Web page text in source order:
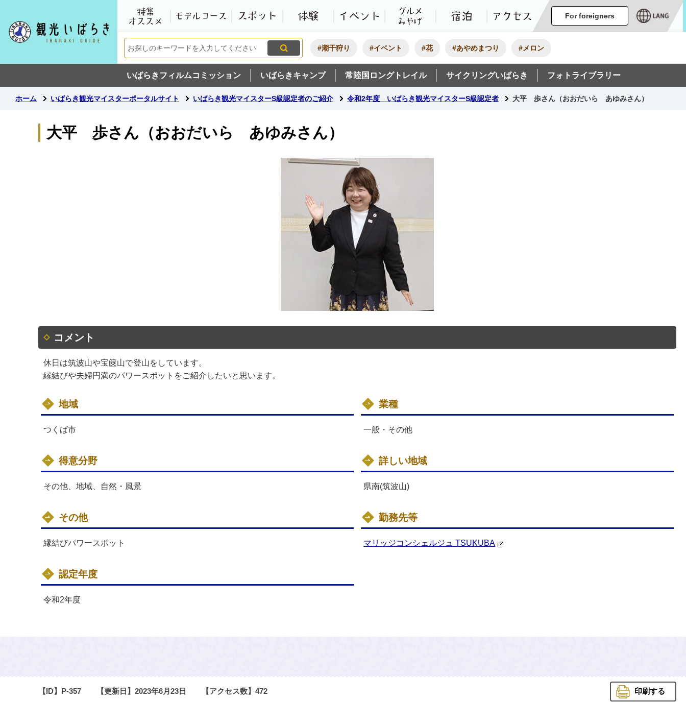
観光いばらき公式ホームページ
特集・オススメ
モデルコーススポット 体験 イベント グルメ・みやげ宿泊 アクセス
For foreigners
#潮干狩り #イベント #花 #あやめまつり #メロン
いばらきフィルムコミッション いばらきキャンプ 常陸国ロングトレイル サイクリングいばらき フォトライブラリー
ホーム いばらき観光マイスターポータルサイト いばらき観光マイスターS級認定者のご紹介 令和2年度 いばらき観光マイスターS級認定者 大平 歩さん（おおだいら あゆみさん）
大平 歩さん（おおだいら あゆみさん）
コメント
休日は筑波山や宝篋山で登山をしています。
縁結びや夫婦円満のパワースポットをご紹介したいと思います。
地域
つくば市
得意分野
その他、地域、自然・風景
その他
縁結びパワースポット
認定年度
令和2年度
業種
一般・その他
詳しい地域
県南(筑波山)
勤務先等
マリッジコンシェルジュ TSUKUBA
【ID】 P-357 【更新日】 2023年6月23日 【アクセス数】 472 印刷する